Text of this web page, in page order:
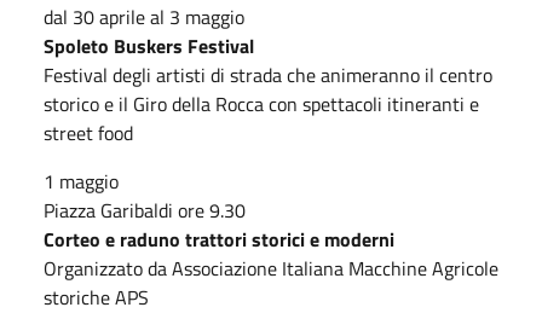
dal 30 aprile al 3 maggio
Spoleto Buskers Festival
Festival degli artisti di strada che animeranno il centro
storico e il Giro della Rocca con spettacoli itineranti e
street food
1 maggio
Piazza Garibaldi ore 9.30
Corteo e raduno trattori storici e moderni
Organizzato da Associazione Italiana Macchine Agricole
storiche APS